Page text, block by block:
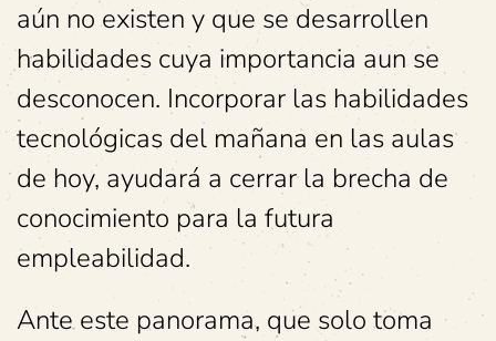
aún no existen y que se desarrollen
habilidades cuya importancia aun se
desconocen. Incorporar las habilidades
tecnológicas del mañana en las aulas
de hoy, ayudará a cerrar la brecha de
conocimiento para la futura
empleabilidad.
Ante este panorama, que solo toma